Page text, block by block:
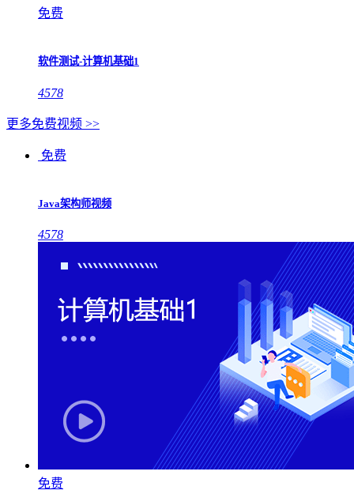
免费
软件测试-计算机基础1
4578
更多免费视频 >>
免费
Java架构师视频
4578
免费